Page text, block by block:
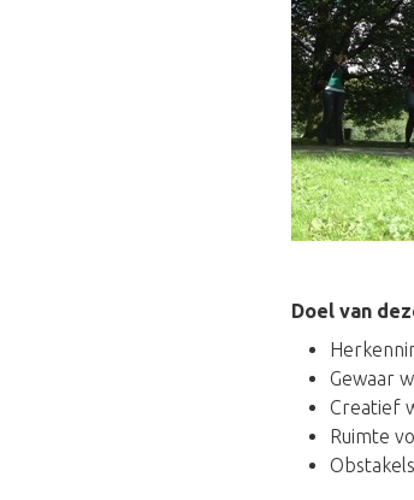
Doel van
Gewaar
Creatief
Ruimte